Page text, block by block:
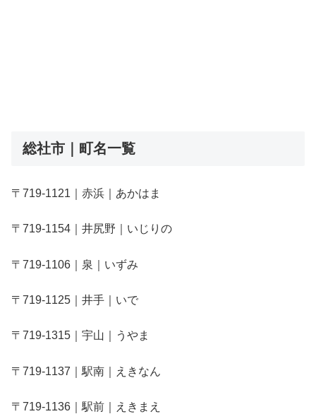
総社市｜町名一覧
〒719-1121｜赤浜｜あかはま
〒719-1154｜井尻野｜いじりの
〒719-1106｜泉｜いずみ
〒719-1125｜井手｜いで
〒719-1315｜宇山｜うやま
〒719-1137｜駅南｜えきなん
〒719-1136｜駅前｜えきまえ